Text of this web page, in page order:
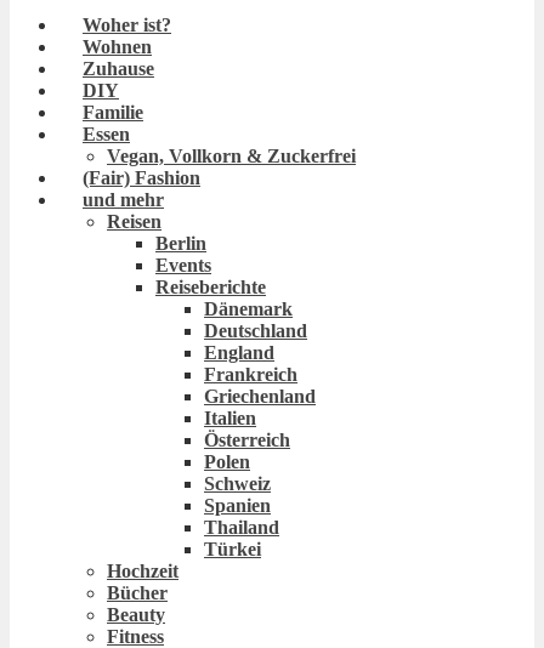
Woher ist?
Wohnen
Zuhause
DIY
Familie
Essen
Vegan, Vollkorn & Zuckerfrei
(Fair) Fashion
und mehr
Reisen
Berlin
Events
Reiseberichte
Dänemark
Deutschland
England
Frankreich
Griechenland
Italien
Österreich
Polen
Schweiz
Spanien
Thailand
Türkei
Hochzeit
Bücher
Beauty
Fitness